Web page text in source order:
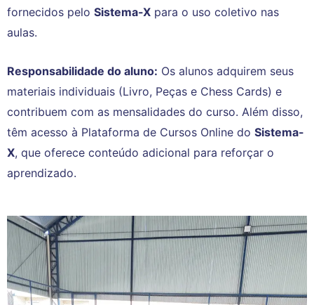
fornecidos pelo Sistema-X para o uso coletivo nas
aulas.
Responsabilidade do aluno: Os alunos adquirem seus
materiais individuais (Livro, Peças e Chess Cards) e
contribuem com as mensalidades do curso. Além disso,
têm acesso à Plataforma de Cursos Online do Sistema-
X, que oferece conteúdo adicional para reforçar o
aprendizado.